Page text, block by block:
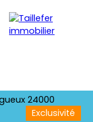
Exclusivité